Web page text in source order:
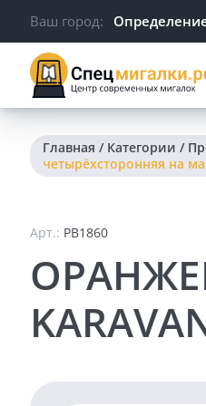
Ваш город:
Главная / Категории /
четырёхсторонняя на
Арт.: PB1860